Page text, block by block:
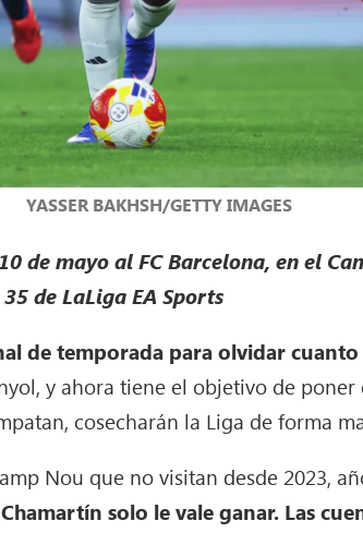
YASSER BAKHSH/GETTY IMAGES
de mayo al FC Barcelona, en el
de LaLiga EA Sports
de temporada para olvidar cuanto
y ahora tiene el objetivo de
cosecharán la Liga de forma
Nou que no visitan desde 2023,
solo le vale ganar. Las